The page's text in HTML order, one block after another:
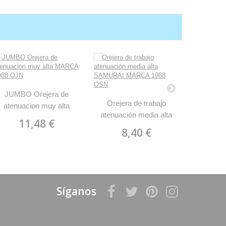
JUMBO Orejera de
atenuacion muy alta
11,48 €
Orejera de trabajo
atenuación media alta
OSN
8,40 €
Síganos